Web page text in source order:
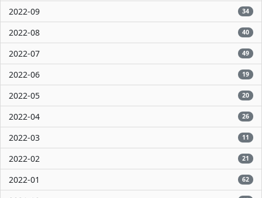
2022-09 34
2022-08 40
2022-07 49
2022-06 19
2022-05 20
2022-04 26
2022-03 11
2022-02 21
2022-01 62